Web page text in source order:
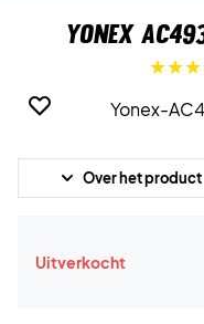
Yonex
Over het product
Uitverkocht